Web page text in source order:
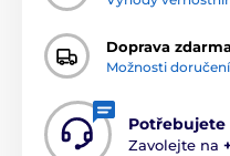
Doprava
Možnosti doručení
Potřebujete
Zavolejte na